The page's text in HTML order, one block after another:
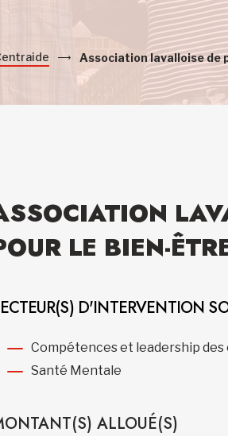
Association lavalloise de
LE BIEN-
D'INTERVENTION
Compétences et leadership des
Santé Mentale
ALLOUÉ(S)